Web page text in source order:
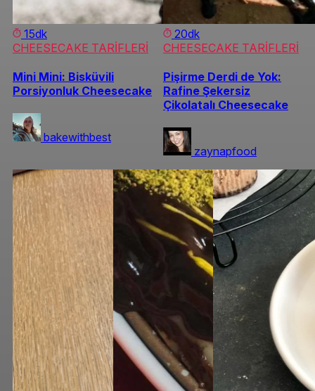
15dk
CHEESECAKE TARİFLERİ
Mini Mini: Bisküvili
Porsiyonluk Cheesecake
bakewithbest
20dk
CHEESECAKE TARİFLERİ
Pişirme Derdi de Yok:
Rafine Şekersiz
Çikolatalı Cheesecake
zaynapfood